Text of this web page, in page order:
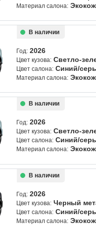
Материал салона:
В наличии
Год: 2026
Цвет кузова: Светло-
Цвет салона: Синий/
Материал салона:
В наличии
Год: 2026
Цвет кузова: Светло-
Цвет салона: Синий/
Материал салона:
В наличии
Год: 2026
Цвет кузова: Черный
Цвет салона: Синий/
Материал салона: